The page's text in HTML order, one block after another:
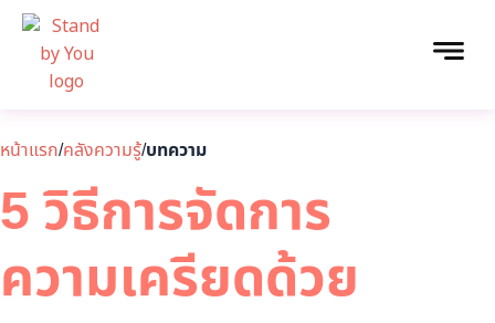
หน้าแรก/คลังความรู้/บทความ
5 วิธีการจัดการ
ความเครียดด้วย